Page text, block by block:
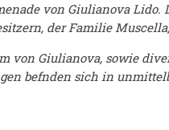
von Giulianova Lido.
der Familie
von Giulianova, sowie
befnden sich in